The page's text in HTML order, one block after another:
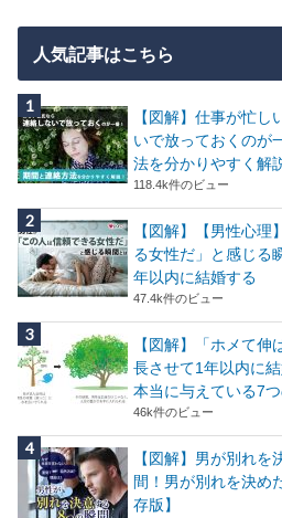
人気記事はこちら
【図解】仕事が忙
いで放っておくのが
法を分かりやすく解
118.4k件のビュー
【図解】【男性心
る女性だ」と感じる
年以内に結婚する
47.4k件のビュー
【図解】「ホメて
長させて1年以内に
本当に与えている7
46k件のビュー
【図解】男が別れ
間！男が別れを決め
存版】